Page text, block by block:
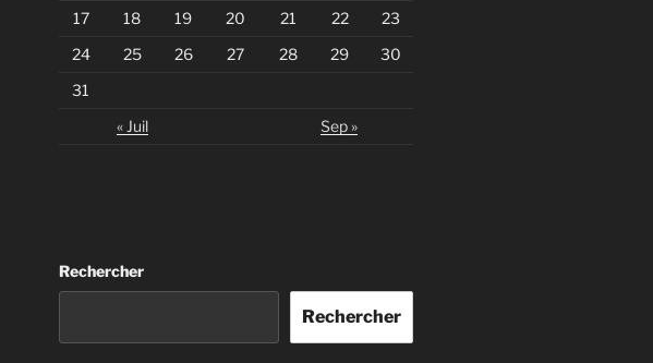
17
18 19 20 21 22
23
24
25 26 27 28 29
30
31
« Juil
Sep »
Rechercher
Rechercher